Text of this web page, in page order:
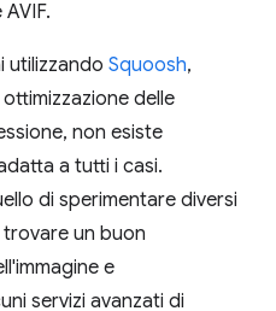
utilizzando Squoosh,
delle
non esiste
a tutti i casi.
di sperimentare diversi
un buon
e
servizi avanzati di